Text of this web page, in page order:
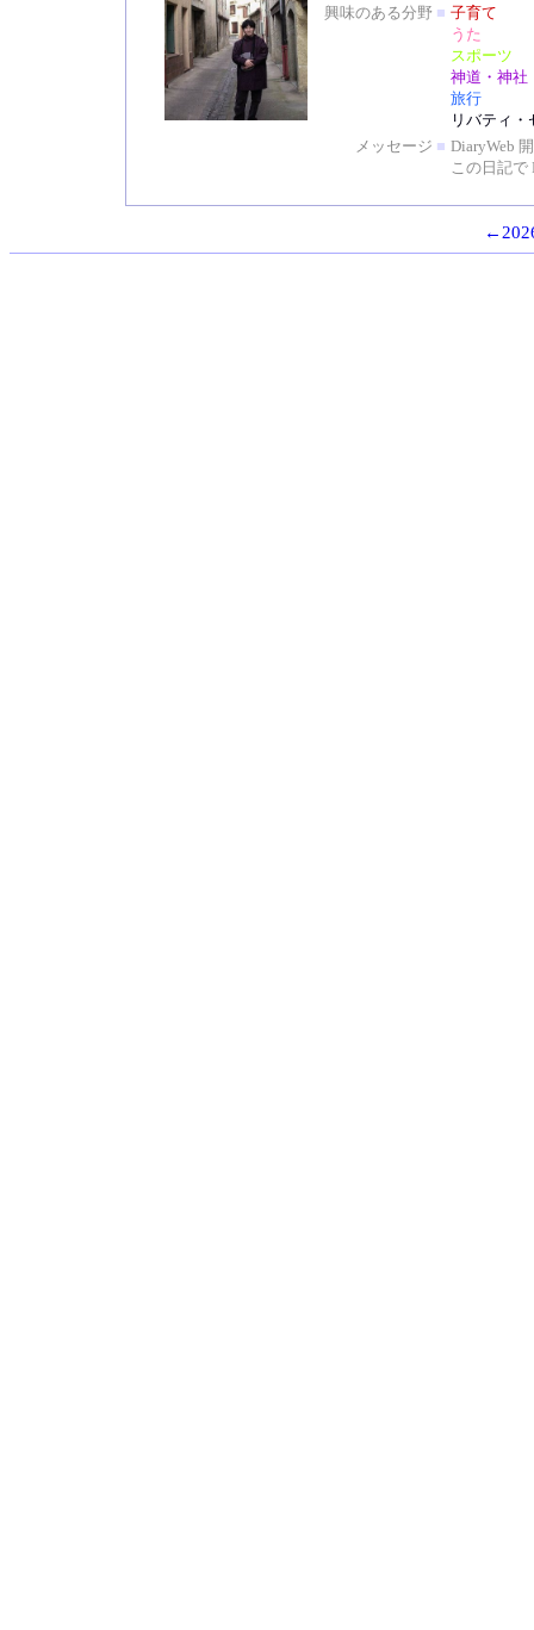
興味のある分野 ■ 子育て
うた
スポーツ
神道・神社
旅行
リバティ
メッセージ ■ DiaryWeb
この日記